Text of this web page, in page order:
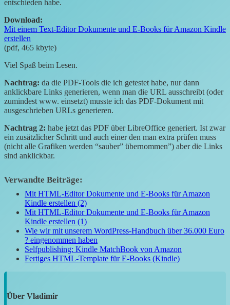
entschieden habe.
Download:
Mit einem Text-Editor Dokumente und E-Books für Amazon Kindle
erstellen
(pdf, 465 kbyte)
Viel Spaß beim Lesen.
Nachtrag: da die PDF-Tools die ich getestet habe, nur dann
anklickbare Links generieren, wenn man die URL ausschreibt (oder
zumindest www. einsetzt) musste ich das PDF-Dokument mit
ausgeschrieben URLs generieren.
Nachtrag 2: habe jetzt das PDF über LibreOffice generiert. Ist zwar
ein zusätzlicher Schritt und auch einer den man extra prüfen muss
(nicht alle Grafiken werden “sauber” übernommen”) aber die Links
sind anklickbar.
Verwandte Beiträge:
Mit HTML-Editor Dokumente und E-Books für Amazon
Kindle erstellen (2)
Mit HTML-Editor Dokumente und E-Books für Amazon
Kindle erstellen (1)
Wie wir mit unserem WordPress-Handbuch über 36.000 Euro
? eingenommen haben
Selfpublishing: Kindle MatchBook von Amazon
Fertiges HTML-Template für E-Books (Kindle)
Über Vladimir